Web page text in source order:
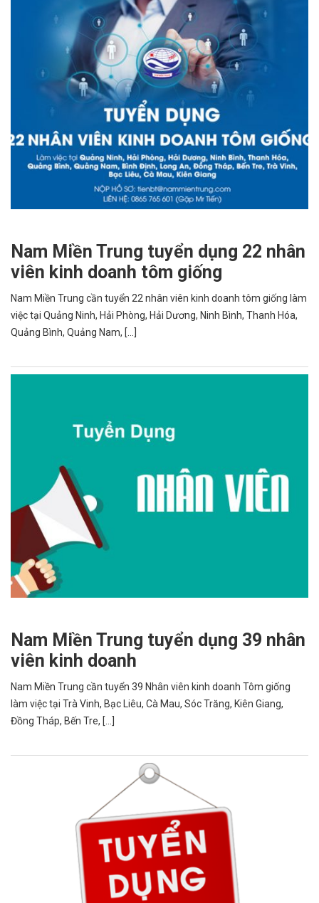
Nam Miền Trung tuyển dụng 22 nhân
viên kinh doanh tôm giống
Nam Miền Trung cần tuyển 22 nhân viên kinh doanh tôm giống làm
việc tại Quảng Ninh, Hải Phòng, Hải Dương, Ninh Bình, Thanh Hóa,
Quảng Bình, Quảng Nam, [...]
Nam Miền Trung tuyển dụng 39 nhân
viên kinh doanh
Nam Miền Trung cần tuyển 39 Nhân viên kinh doanh Tôm giống
làm việc tại Trà Vinh, Bạc Liêu, Cà Mau, Sóc Trăng, Kiên Giang,
Đồng Tháp, Bến Tre, [...]